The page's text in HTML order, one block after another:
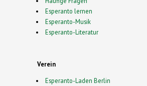
Esperanto lernen
Esperanto-Musik
Esperanto-Literatur
Verein
Esperanto-Laden Berlin